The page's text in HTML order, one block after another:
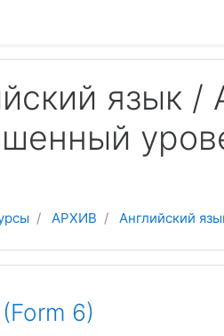
язык /
АРХИВ Английский
6)